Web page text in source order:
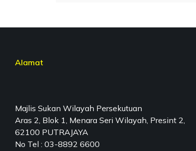
Alamat
Majlis Sukan Wilayah Persekutuan
Aras 2, Blok 1, Menara Seri Wilayah, Presint 2,
62100 PUTRAJAYA
No Tel : 03-8892 6600